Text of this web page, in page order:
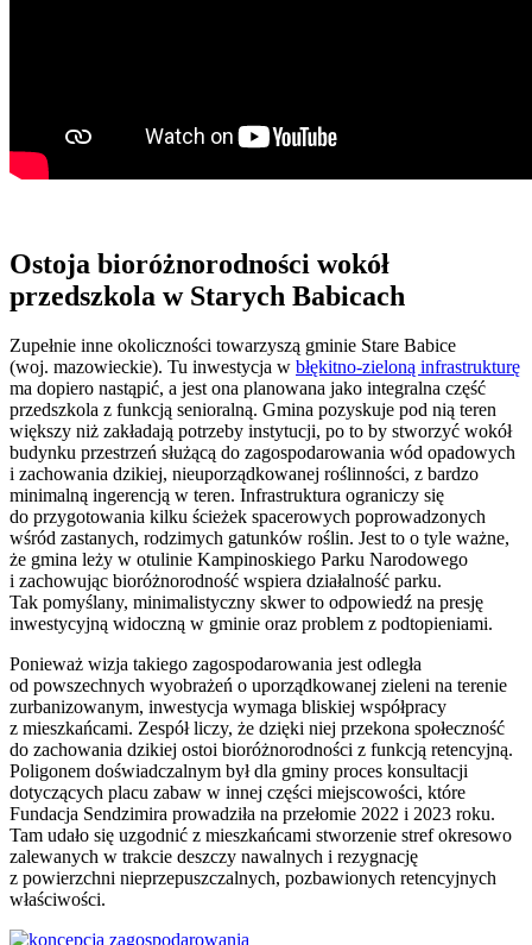
Ostoja bioróżnorodności wokół
przedszkola w Starych Babicach
Zupełnie inne okoliczności towarzyszą gminie Stare Babice
(woj. mazowieckie). Tu inwestycja w błękitno-zieloną infrastrukturę
ma dopiero nastąpić, a jest ona planowana jako integralna część
przedszkola z funkcją senioralną. Gmina pozyskuje pod nią teren
większy niż zakładają potrzeby instytucji, po to by stworzyć wokół
budynku przestrzeń służącą do zagospodarowania wód opadowych
i zachowania dzikiej, nieuporządkowanej roślinności, z bardzo
minimalną ingerencją w teren. Infrastruktura ograniczy się
do przygotowania kilku ścieżek spacerowych poprowadzonych
wśród zastanych, rodzimych gatunków roślin. Jest to o tyle ważne,
że gmina leży w otulinie Kampinoskiego Parku Narodowego
i zachowując bioróżnorodność wspiera działalność parku.
Tak pomyślany, minimalistyczny skwer to odpowiedź na presję
inwestycyjną widoczną w gminie oraz problem z podtopieniami.
Ponieważ wizja takiego zagospodarowania jest odległa
od powszechnych wyobrażeń o uporządkowanej zieleni na terenie
zurbanizowanym, inwestycja wymaga bliskiej współpracy
z mieszkańcami. Zespół liczy, że dzięki niej przekona społeczność
do zachowania dzikiej ostoi bioróżnorodności z funkcją retencyjną.
Poligonem doświadczalnym był dla gminy proces konsultacji
dotyczących placu zabaw w innej części miejscowości, które
Fundacja Sendzimira prowadziła na przełomie 2022 i 2023 roku.
Tam udało się uzgodnić z mieszkańcami stworzenie stref okresowo
zalewanych w trakcie deszczy nawalnych i rezygnację
z powierzchni nieprzepuszczalnych, pozbawionych retencyjnych
właściwości.